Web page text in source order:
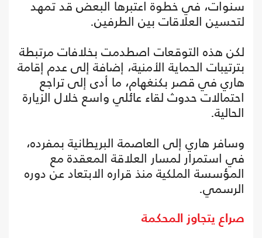
سنوات، في خطوة اعتبرها البعض قد تمهد
لتحسين العلاقات بين الطرفين.
لكن هذه التوقعات اصطدمت بخلافات مرتبطة
بترتيبات الحماية الأمنية، إضافة إلى عدم إقامة
هاري في قصر بكنغهام، ما أدى إلى تراجع
احتمالات حدوث لقاء عائلي واسع خلال الزيارة
الحالية.
وسافر هاري إلى العاصمة البريطانية بمفرده،
في استمرار لمسار العلاقة المعقدة مع
المؤسسة الملكية منذ قراره الابتعاد عن دوره
الرسمي.
صراع يتجاوز المحكمة